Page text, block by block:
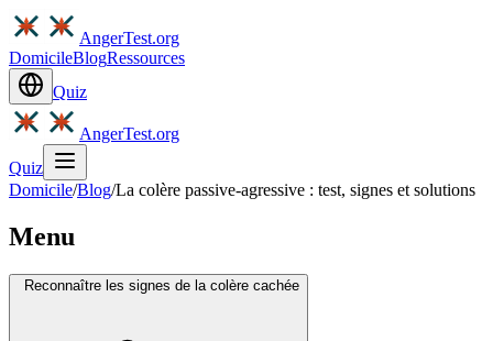
AngerTest.org
DomicileBlogRessources
Quiz
AngerTest.org
Quiz
Domicile/Blog/La colère passive-agressive : test, signes et solutions
Menu
Reconnaître les signes de la colère cachée